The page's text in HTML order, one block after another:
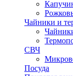
Чайники и
СВЧ
Посуда